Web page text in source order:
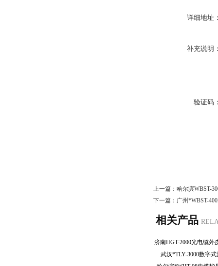
详细地址
补充说明
验证码
上一篇： 哈尔滨WBST-
下一篇： 广州*WBST-
相关产品
武汉*TLY-3000数字